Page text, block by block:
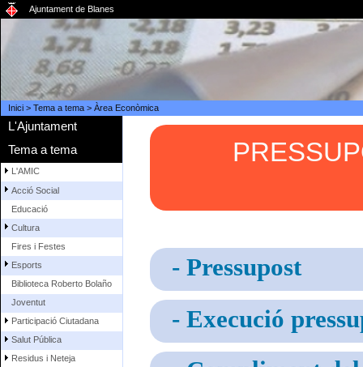
Ajuntament de Blanes
Inici> Tema a tema> Àrea Econòmica
L'Ajuntament
Tema a tema
L'AMIC
Acció Social
Educació
Cultura
Fires i Festes
Esports
Biblioteca Roberto Bolaño
Joventut
Participació Ciutadana
Salut Pública
Residus i Neteja
- Pressupost
- Execució